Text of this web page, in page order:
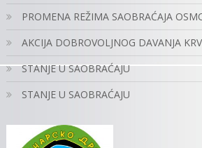
PROMENA REŽIMA SAOBRAĆAJA
AKCIJA DOBROVOLJNOG DAVANJA
STANJE U SAOBRAĆAJU
STANJE U SAOBRAĆAJU